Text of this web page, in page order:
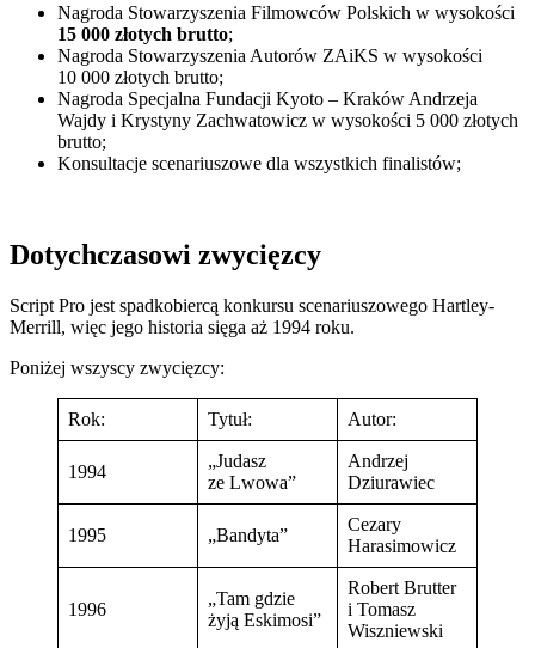
Nagroda Stowarzyszenia Filmowców Polskich w wysokości
15 000 złotych brutto;
Nagroda Stowarzyszenia Autorów ZAiKS w wysokości
10 000 złotych brutto;
Nagroda Specjalna Fundacji Kyoto – Kraków Andrzeja
Wajdy i Krystyny Zachwatowicz w wysokości 5 000 złotych
brutto;
Konsultacje scenariuszowe dla wszystkich finalistów;
Dotychczasowi zwycięzcy
Script Pro jest spadkobiercą konkursu scenariuszowego Hartley-
Merrill, więc jego historia sięga aż 1994 roku.
Poniżej wszyscy zwycięzcy:
Rok: Tytuł: Autor:
1994
„Judasz
ze Lwowa”
Andrzej
Dziurawiec
1995 „Bandyta”
Cezary
Harasimowicz
1996
„Tam gdzie
żyją Eskimosi”
Robert Brutter
i Tomasz
Wiszniewski